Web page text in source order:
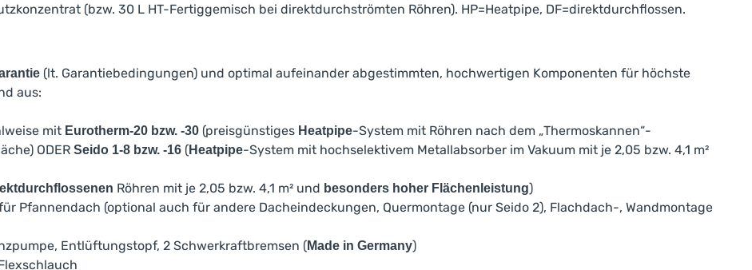
(bzw. 30 L HT-Fertiggemisch bei direktdurchströmten Röhren). HP=Heatpipe, DF=direktdurchflossen.
(lt. Garantiebedingungen) und optimal aufeinander abgestimmten, hochwertigen Komponenten für höchste
aus:
mit Eurotherm-20 bzw. -30 (preisgünstiges Heatpipe-System mit Röhren nach dem „Thermoskannen“-
ODER Seido 1-8 bzw. -16 (Heatpipe-System mit hochselektivem Metallabsorber im Vakuum mit je 2,05 bzw. 4,1 m²
Röhren mit je 2,05 bzw. 4,1 m² und besonders hoher Flächenleistung)
Pfannendach (optional auch für andere Dacheindeckungen, Quermontage (nur Seido 2), Flachdach-, Wandmontage
Entlüftungstopf, 2 Schwerkraftbremsen (Made in Germany)